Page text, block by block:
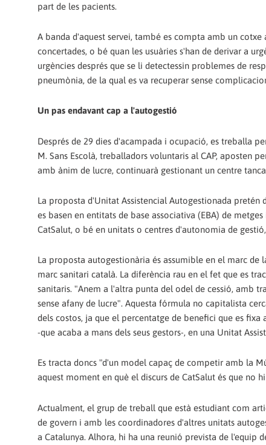
part de les pacients.
A banda d'aquest servei, també es compta amb un
concertades, o bé quan les usuàries s'han de derivar a
urgències després que se li detectessin problemes de
pneumònia, de la qual es va recuperar sense
Un pas endavant cap a l'autogestió
Després de 29 dies d'acampada i ocupació, es treballa
M. Sans Escolà, treballadors voluntaris al CAP, aposten
amb ànim de lucre, continuarà gestionant un centre
La proposta d'Unitat Assistencial Autogestionada pretén
es basen en entitats de base associativa (EBA) de
CatSalut, o bé en unitats o centres d'autonomia de
La proposta autogestionària és assumible en el marc
marc sanitari català. La diferència rau en el fet que es
sanitaris. "Anem a l'altra punta del odel de cessió, amb
sense afany de lucre". Aquesta fórmula no capitalista
dels costos, ja que el percentatge de benefici que es
-que acaba a mans dels seus gestors-, en una Unitat
Es tracta doncs "d'un model capaç de competir amb la
aquest moment en què el discurs de CatSalut és que no
Actualment, el grup de treball que està estudiant com
de govern i amb les coordinadores d'altres unitats
a Catalunya. Alhora, hi ha una reunió prevista de l'equip